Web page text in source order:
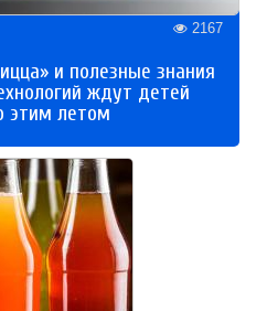
2167
и полезные знания
ждут детей
этим летом